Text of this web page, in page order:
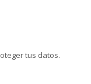
tus datos.